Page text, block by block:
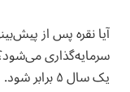
آیا نقره پس از
سرمایه‌گذاری
یک سال ۵ برابر شود.